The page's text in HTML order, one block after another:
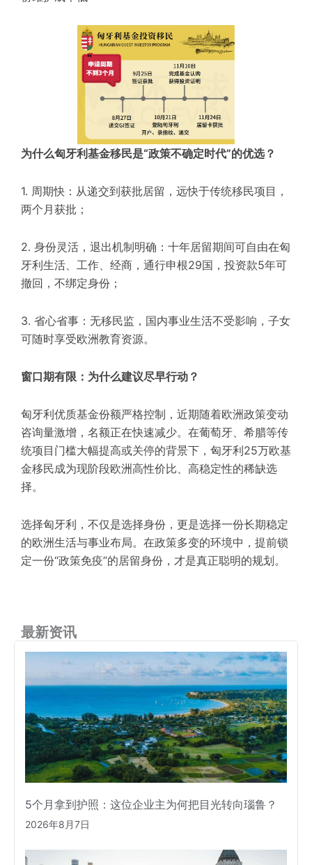
为什么匈牙利基金移民是“政策不确定时代”的优选？
1. 周期快：从递交到获批居留，远快于传统移民项目，
两个月获批；
2. 身份灵活，退出机制明确：十年居留期间可自由在匈
牙利生活、工作、经商，通行申根29国，投资款5年可
撤回，不绑定身份；
3. 省心省事：无移民监，国内事业生活不受影响，子女
可随时享受欧洲教育资源。
窗口期有限：为什么建议尽早行动？
匈牙利优质基金份额严格控制，近期随着欧洲政策变动
咨询量激增，名额正在快速减少。在葡萄牙、希腊等传
统项目门槛大幅提高或关停的背景下，匈牙利25万欧基
金移民成为现阶段欧洲高性价比、高稳定性的稀缺选
择。
选择匈牙利，不仅是选择身份，更是选择一份长期稳定
的欧洲生活与事业布局。在政策多变的环境中，提前锁
定一份“政策免疫”的居留身份，才是真正聪明的规划。
最新资讯
5个月拿到护照：这位企业主为何把目光转向瑙鲁？
2026年8月7日